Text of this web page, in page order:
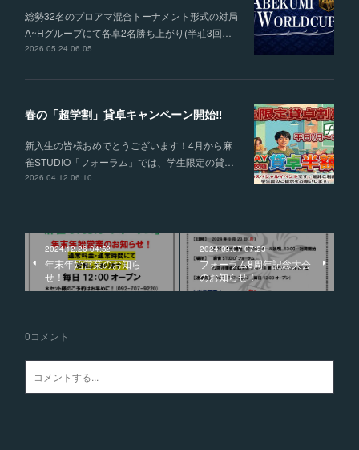
総勢32名のプロアマ混合トーナメント形式の対局
A~Hグループにて各卓2名勝ち上がり(半荘3回…
2026.05.24 06:05
春の「超学割」貸卓キャンペーン開始‼
新入生の皆様おめでとうございます！4月から麻
雀STUDIO「フォーラム」では、学生限定の貸…
2026.04.12 06:10
2024.12.26 04:52
年末年始営業のお知ら
せ！
2024.09.07 07:23
フォーラム8周年記念大会
のお知らせ！
0コメント